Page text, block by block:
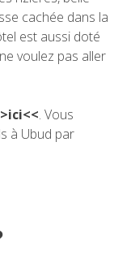
cachée dans la
est aussi doté
voulez pas aller
. Vous
à Ubud par